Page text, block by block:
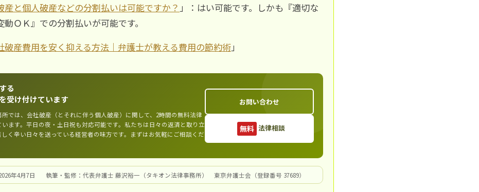
産と個人破産などの分割払いは可能ですか？ 」：はい可能です。しかも『適切な
ＯＫ』での分割払いが可能です。
破産費用を安く抑える方法｜弁護士が教える費用の節約術」
る
受け付けています
では、会社破産（とそれに伴う個人破産）に関して、2時間の無料法律
ます。平日の夜・土日祝も対応可能です。私たちは日々の返済と取り立
く辛い日々を送っている経営者の味方です。まずはお気軽にご相談くだ
お問い合わせ
無料 法律相談
年4月7日 執筆・監修：代表弁護士 藤沢裕一（タキオン法律事務所） 東京弁護士会（登録番号 37689）